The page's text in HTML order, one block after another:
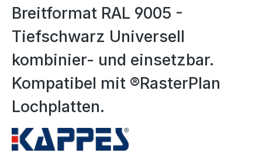
Breitformat RAL 9005 -
Tiefschwarz Universell
kombinier- und einsetzbar.
Kompatibel mit ®RasterPlan
Lochplatten.